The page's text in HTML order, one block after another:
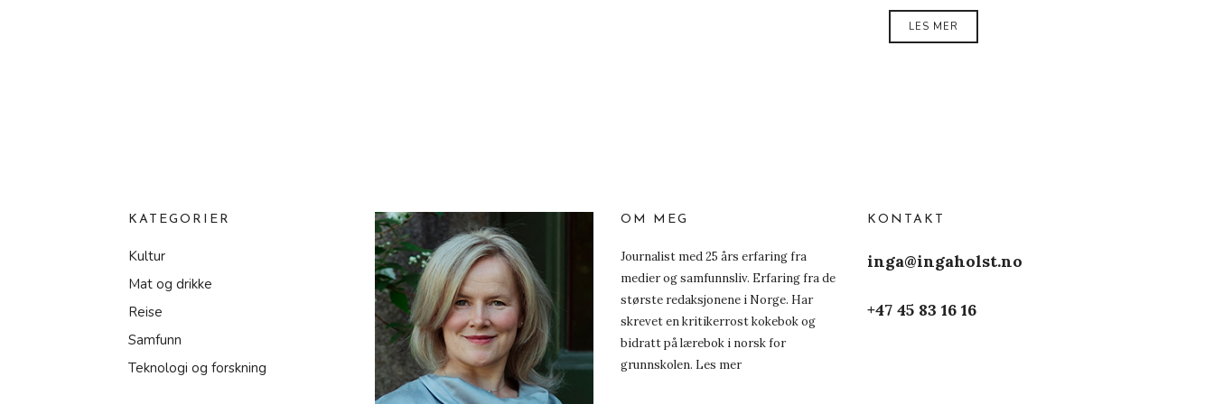
LES MER
KATEGORIER
Kultur
Mat og drikke
Reise
Samfunn
Teknologi og forskning
OM MEG
Journalist med 25 års erfaring fra
medier og samfunnsliv. Erfaring fra de
største redaksjonene i Norge. Har
skrevet en kritikerrost kokebok og
bidratt på lærebok i norsk for
grunnskolen. Les mer
KONTAKT
inga@ingaholst.no
+47 45 83 16 16